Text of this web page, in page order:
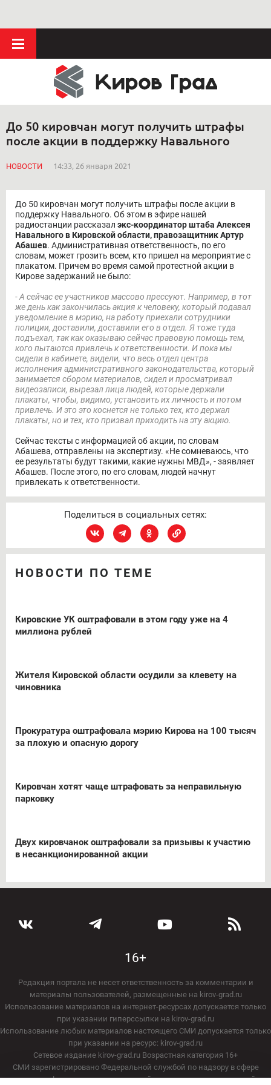
До 50 кировчан могут получить штрафы
после акции в поддержку Навального
НОВОСТИ 14:33, 26 января 2021
До 50 кировчан могут получить штрафы после акции в
поддержку Навального. Об этом в эфире нашей
радиостанции рассказал экс-координатор штаба Алексея
Навального в Кировской области, правозащитник Артур
Абашев. Административная ответственность, по его
словам, может грозить всем, кто пришел на мероприятие с
плакатом. Причем во время самой протестной акции в
Кирове задержаний не было:
- А сейчас ее участников массово прессуют. Например, в тот
же день как закончилась акция к человеку, который подавал
уведомление в мэрию, на работу приехали сотрудники
полиции, доставили, доставили его в отдел. Я тоже туда
подъехал, так как оказываю сейчас правовую помощь тем,
кого пытаются привлечь к ответственности. И пока мы
сидели в кабинете, видели, что весь отдел центра
исполнения административного законодательства, который
занимается сбором материалов, сидел и просматривал
видеозаписи, вырезал лица людей, которые держали
плакаты, чтобы, видимо, установить их личность и потом
привлечь. И это это коснется не только тех, кто держал
плакаты, но и тех, кто призвал приходить на эту акцию.
Сейчас тексты с информацией об акции, по словам
Абашева, отправлены на экспертизу. «Не сомневаюсь, что
ее результаты будут такими, какие нужны МВД», - заявляет
Абашев. После этого, по его словам, людей начнут
привлекать к ответственности.
Поделиться в социальных сетях:
НОВОСТИ ПО ТЕМЕ
Кировские УК оштрафовали в этом году уже на 4
миллиона рублей
Жителя Кировской области осудили за клевету на
чиновника
Прокуратура оштрафовала мэрию Кирова на 100 тысяч
за плохую и опасную дорогу
Кировчан хотят чаще штрафовать за неправильную
парковку
Двух кировчанок оштрафовали за призывы к участию
в несанкционированной акции
16+
Редакция портала не несет ответственность за комментарии и
материалы пользователей, размещенные на kirov-grad.ru
Использование материалов на интернет-ресурсах допускается только
при указании гиперссылки на kirov-grad.ru
Использование любых материалов настоящего СМИ допускается только
при указании на ресурс: kirov-grad.ru
Сетевое издание kirov-grad.ru Возрастная категория 16+
СМИ зарегистрировано Федеральной службой по надзору в сфере
связи, информационных технологий и массовых коммуникаций